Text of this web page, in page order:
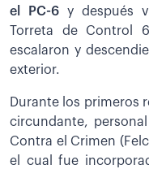
el PC-6 y después
Torreta de Control
escalaron y
exterior.
Durante los primeros
circundante,
Contra el Crimen
el cual fue